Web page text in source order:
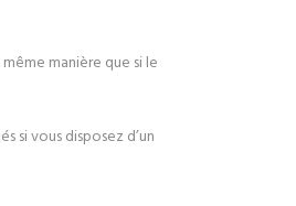
manière que si le
si vous disposez d’un